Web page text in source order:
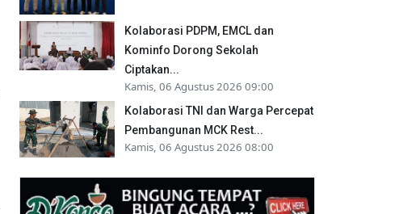
Kolaborasi PDPM, EMCL dan
Kominfo Dorong Sekolah
Ciptakan...
Kamis, 06 Agustus 2026 09:00
Kolaborasi TNI dan Warga Percepat
Pembangunan MCK Rest...
Kamis, 06 Agustus 2026 08:00